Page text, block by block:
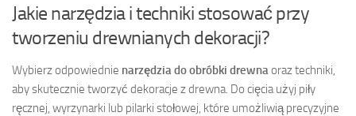
Jakie narzędzia i techniki stosować przy
tworzeniu drewnianych dekoracji?
Wybierz odpowiednie narzędzia do obróbki drewna oraz techniki,
aby skutecznie tworzyć dekoracje z drewna. Do cięcia użyj piły
ręcznej, wyrzynarki lub pilarki stołowej, które umożliwią precyzyjne